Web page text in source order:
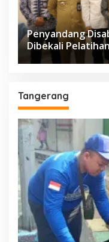
Penyandang
Dibekali
Tangerang